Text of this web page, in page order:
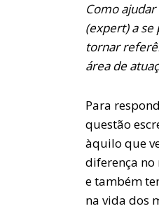
Como
(expert) a se
tornar
área de
Para
questão
àquilo que
diferença
e também
na vida dos